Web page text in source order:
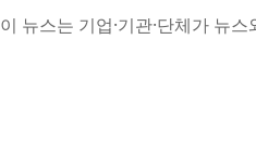
이 뉴스는 기업·기관·단체가 뉴